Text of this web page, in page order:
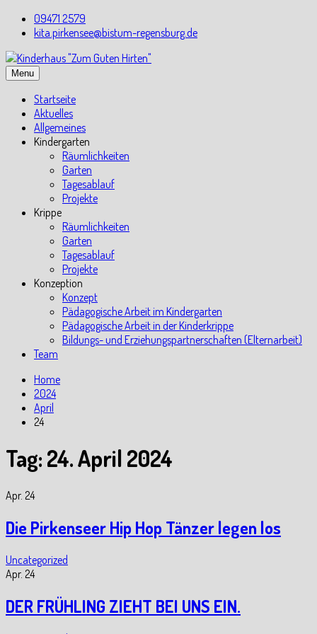
Skip
09471 2579
kita.pirkensee@bistum-regensburg.de
Menu
Startseite
Aktuelles
Allgemeines
Kindergarten
Räumlichkeiten
Garten
Tagesablauf
Projekte
Krippe
Räumlichkeiten
Garten
Tagesablauf
Projekte
Konzeption
Konzept
Pädagogische Arbeit im Kindergarten
Pädagogische Arbeit in der Kinderkrippe
Bildungs- und Erziehungspartnerschaften (Elternarbeit)
Team
Home
2024
April
24
Tag:24. April 2024
Apr. 24
Die Pirkenseer Hip Hop Tänzer legen los
Uncategorized
Apr. 24
DER FRÜHLING ZIEHT BEI UNS EIN.